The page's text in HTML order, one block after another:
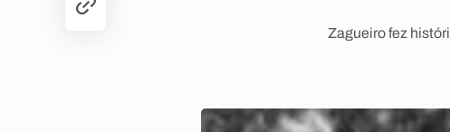
Zagueiro fez